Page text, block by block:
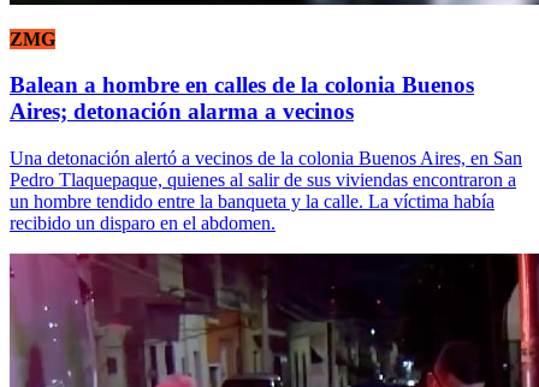
ZMG
Balean a hombre en calles de la colonia Buenos
Aires; detonación alarma a vecinos
Una detonación alertó a vecinos de la colonia Buenos Aires, en San
Pedro Tlaquepaque, quienes al salir de sus viviendas encontraron a
un hombre tendido entre la banqueta y la calle. La víctima había
recibido un disparo en el abdomen.